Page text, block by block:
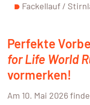
Fackellauf /
Perfekte
for Life World
vormerken!
Am 10. Mai 2026